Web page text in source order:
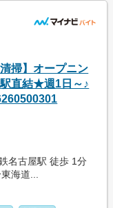
掃】オープニン
直結★週1日～♪
名古屋駅 徒歩 1分
海道...